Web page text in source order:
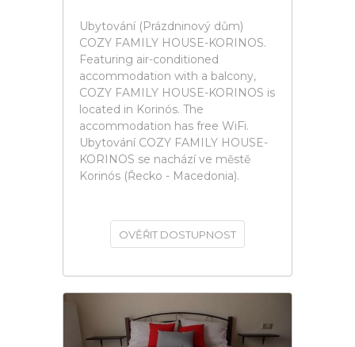
Ubytování (Prázdninový dům)
COZY FAMILY HOUSE-KORINOS.
Featuring air-conditioned
accommodation with a balcony,
COZY FAMILY HOUSE-KORINOS is
located in Korinós. The
accommodation has free WiFi.
Ubytování COZY FAMILY HOUSE-
KORINOS se nachází ve městě
Korinós (Řecko - Macedonia).
OVĚŘIT DOSTUPNOST